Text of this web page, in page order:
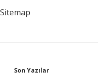
Sitemap
Son Yazılar